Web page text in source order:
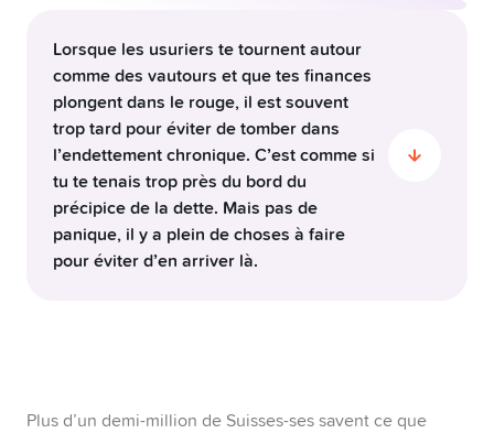
Lorsque les usuriers te tournent autour
comme des vautours et que tes finances
plongent dans le rouge, il est souvent
trop tard pour éviter de tomber dans
l’endettement chronique. C’est comme si
tu te tenais trop près du bord du
précipice de la dette. Mais pas de
panique, il y a plein de choses à faire
pour éviter d’en arriver là.
voir plus clair et à fixer des priorités pour tes
Plus d’un demi-million de Suisses-ses savent ce que